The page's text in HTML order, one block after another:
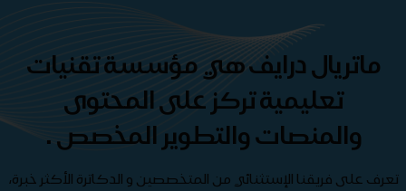
ماتريال درايف هي مؤسسة تقنيات
تعليمية تركز على المحتوى
والمنصات والتطوير المخصص .
تعرف على فريقنا الإستثنائي من المتخصصين و الدكاترة الأكثر خبرة،